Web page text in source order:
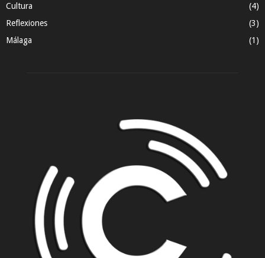
Cultura
(4)
Reflexiones
(3)
Málaga
(1)